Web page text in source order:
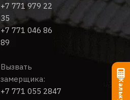
+7 771 979 22
35
+7 771 046 86
89
Вызвать
замерщика:
+7 771 055 2847